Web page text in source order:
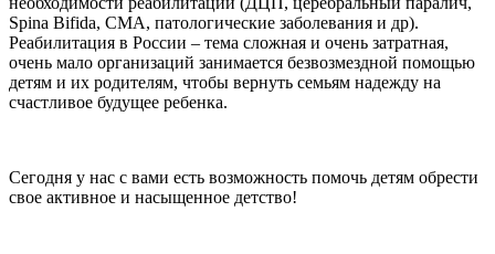
Spina Bifida, СМА, патологические заболевания и др).
Реабилитация в России – тема сложная и очень затратная,
очень мало организаций занимается безвозмездной помощью
детям и их родителям, чтобы вернуть семьям надежду на
счастливое будущее ребенка.
Сегодня у нас с вами есть возможность помочь детям обрести
свое активное и насыщенное детство!